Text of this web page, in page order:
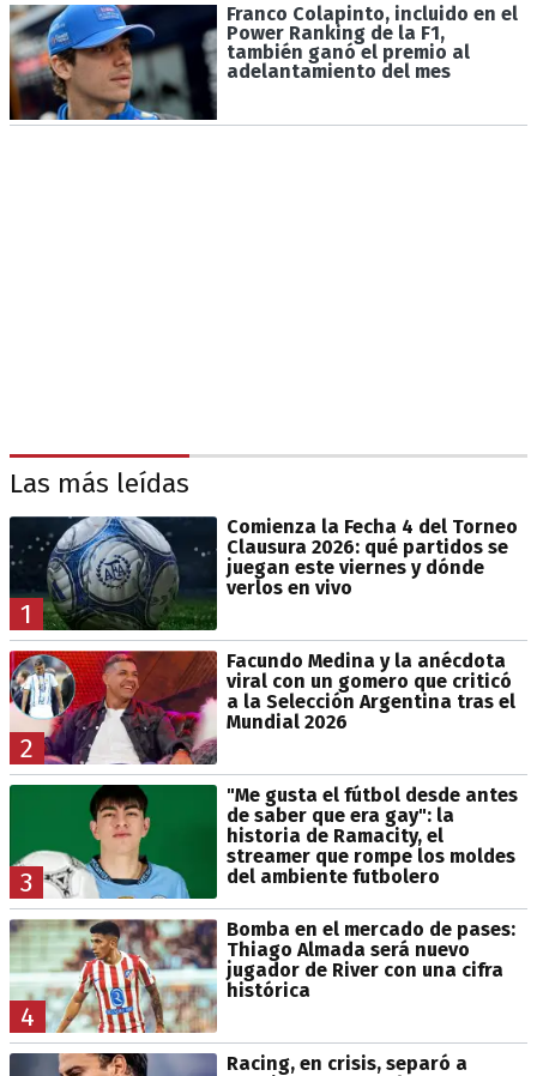
Franco Colapinto, incluido en el
Power Ranking de la F1,
también ganó el premio al
adelantamiento del mes
Las más leídas
1
Comienza la Fecha 4 del Torneo
Clausura 2026: qué partidos se
juegan este viernes y dónde
verlos en vivo
2
Facundo Medina y la anécdota
viral con un gomero que criticó
a la Selección Argentina tras el
Mundial 2026
3
"Me gusta el fútbol desde antes
de saber que era gay": la
historia de Ramacity, el
streamer que rompe los moldes
del ambiente futbolero
4
Bomba en el mercado de pases:
Thiago Almada será nuevo
jugador de River con una cifra
histórica
Racing, en crisis, separó a